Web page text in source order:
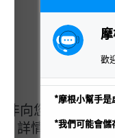
向您銷售基金
詳情請參閱銷
DIRECT 現有及潛
2265 1188
五 上午九時至晚
歡
*摩根小幫手是
*我們可能會儲